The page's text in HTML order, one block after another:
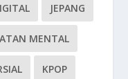
JEPANG
MENTAL
KPOP